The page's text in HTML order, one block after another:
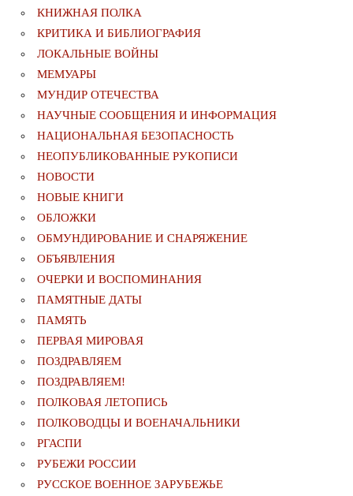
КНИЖНАЯ ПОЛКА
КРИТИКА И БИБЛИОГРАФИЯ
ЛОКАЛЬНЫЕ ВОЙНЫ
МЕМУАРЫ
МУНДИР ОТЕЧЕСТВА
НАУЧНЫЕ СООБЩЕНИЯ И ИНФОРМАЦИЯ
НАЦИОНАЛЬНАЯ БЕЗОПАСНОСТЬ
НЕОПУБЛИКОВАННЫЕ РУКОПИСИ
НОВОСТИ
НОВЫЕ КНИГИ
ОБЛОЖКИ
ОБМУНДИРОВАНИЕ И СНАРЯЖЕНИЕ
ОБЪЯВЛЕНИЯ
ОЧЕРКИ И ВОСПОМИНАНИЯ
ПАМЯТНЫЕ ДАТЫ
ПАМЯТЬ
ПЕРВАЯ МИРОВАЯ
ПОЗДРАВЛЯЕМ
ПОЗДРАВЛЯЕМ!
ПОЛКОВАЯ ЛЕТОПИСЬ
ПОЛКОВОДЦЫ И ВОЕНАЧАЛЬНИКИ
РГАСПИ
РУБЕЖИ РОССИИ
РУССКОЕ ВОЕННОЕ ЗАРУБЕЖЬЕ